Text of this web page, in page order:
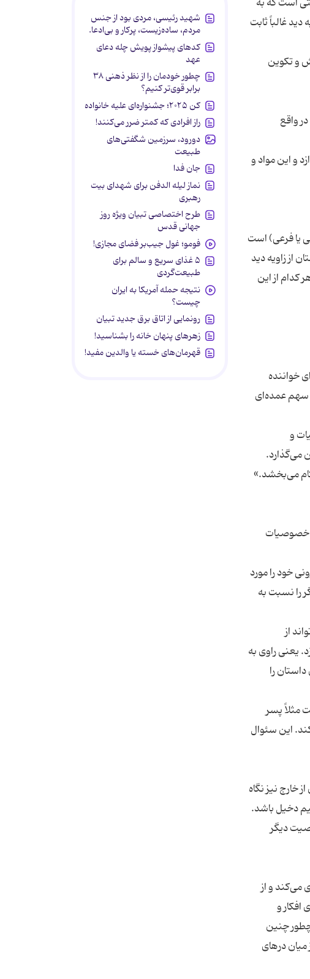
شهید رئیسی، مردی بود از جنس
مردم، ساده‌زیست، پرکار و بی‌ادعا.
کدهای پیشواز پویش چله دعای
عهد
چطور خودمان را از نظر ذهنی ۳۸
برابر قوی‌تر کنیم؟
کن ۲۰۲۵؛ جشنواره‌ای علیه خانواده
راز افرادی که کمتر ضرر می‌کنند!
دورود، سرزمین شگفتی‌های
طبیعت
جان فدا
نماز لیله الدفن برای شهدای بیت
رهبری
طرح اختصاصی تبیان ویژه روز
جهانی قدس
فومو؛ غول جیب‌بر فضای مجازی!
۵ غذای سریع و سالم برای
طبیعت‌گردی
نتیجه حمله آمریکا به ایران
چیست؟
رونمایی از اتاق برق جدید تبیان
زهرهای پنهان خانه را بشناسید!
قهرمان‌های خسته یا والدین مفید!